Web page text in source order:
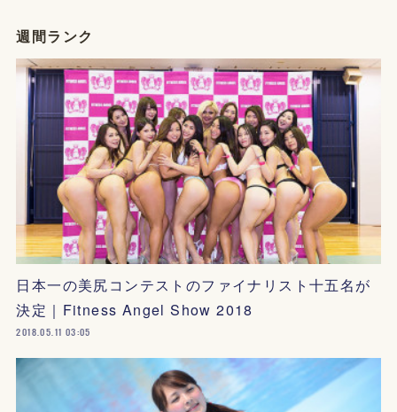
週間ランク
日本一の美尻コンテストのファイナリスト十五名が
決定｜Fitness Angel Show 2018
2018.05.11 03:05